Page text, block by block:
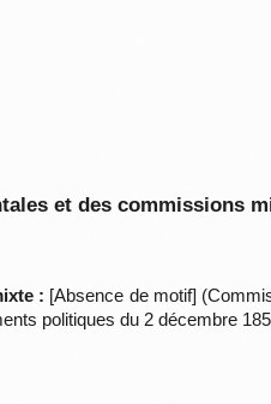
et des commissions
: [Absence de motif]
politiques du 2 décembre